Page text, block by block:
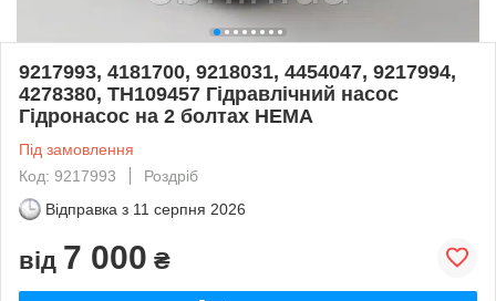
9217993, 4181700, 9218031, 4454047, 9217994,
4278380, TH109457 Гідравлічний насос
Гідронасос на 2 болтах HEMA
Під замовлення
Код: 9217993
Роздріб
Відправка з 11 серпня 2026
від 7 000 ₴